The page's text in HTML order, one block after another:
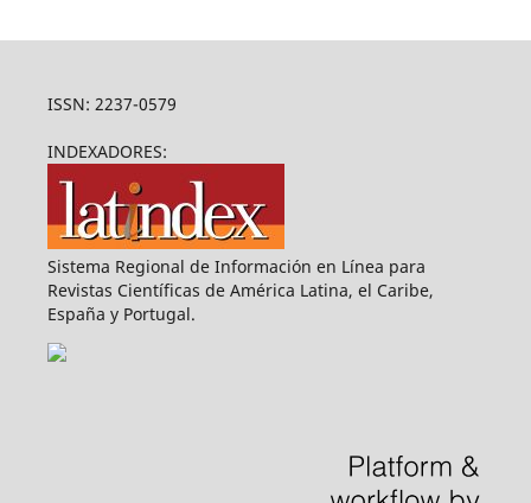
ISSN: 2237-0579
INDEXADORES:
Sistema Regional de Información en Línea para
Revistas Científicas de América Latina, el Caribe,
España y Portugal.